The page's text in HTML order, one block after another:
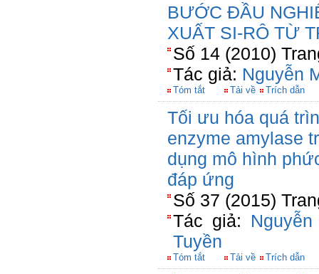
BƯỚC ĐẦU
XUẤT SI-RÔ TỪ
Số 14 (2010)
Tác giả: Nguyễn
Tóm tắt Tải về Trích dẫn
Tối ưu hóa quá
enzyme amylase
dụng mô hình
đáp ứng
Số 37 (2015)
Tác giả:
Tuyền
Tóm tắt Tải về Trích dẫn